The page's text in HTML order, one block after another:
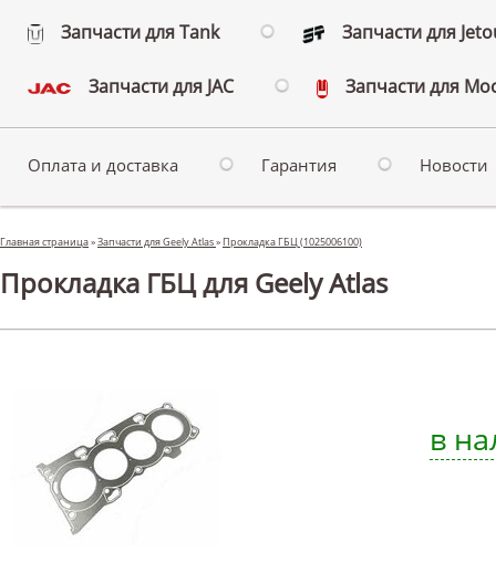
Запчасти для Tank Запчасти для
Запчасти для JAC Запчасти для
Оплата и доставка Гарантия Новости
Главная страница»Запчасти для Geely Atlas» Прокладка ГБЦ (1025006100)
Прокладка ГБЦ для Geely Atlas
в